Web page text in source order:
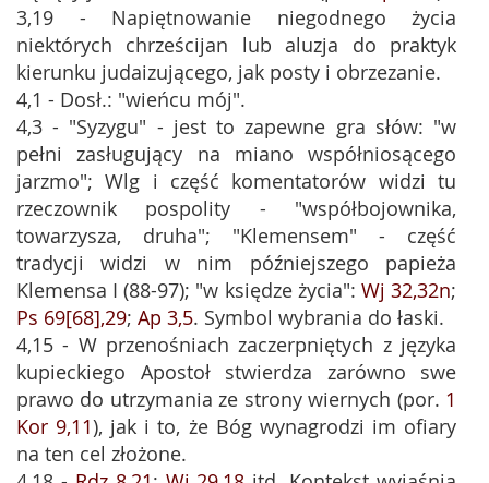
3,19 - Napiętnowanie niegodnego życia
niektórych chrześcijan lub aluzja do praktyk
kierunku judaizującego, jak posty i obrzezanie.
4,1 - Dosł.: "wieńcu mój".
4,3 - "Syzygu" - jest to zapewne gra słów: "w
pełni zasługujący na miano współniosącego
jarzmo"; Wlg i część komentatorów widzi tu
rzeczownik pospolity - "współbojownika,
towarzysza, druha"; "Klemensem" - część
tradycji widzi w nim późniejszego papieża
Klemensa I (88-97); "w księdze życia": Wj 32,32n;
Ps 69[68],29; Ap 3,5. Symbol wybrania do łaski.
4,15 - W przenośniach zaczerpniętych z języka
kupieckiego Apostoł stwierdza zarówno swe
prawo do utrzymania ze strony wiernych (por. 1
Kor 9,11), jak i to, że Bóg wynagrodzi im ofiary
na ten cel złożone.